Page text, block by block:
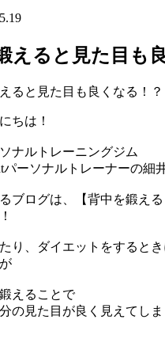
えると見た目も
ちは！
ナルトレーニングジム
パーソナルトレーナーの細
ブログは、【背中を鍛え
り、ダイエットをすると
えることで
の見た目が良く見えてし